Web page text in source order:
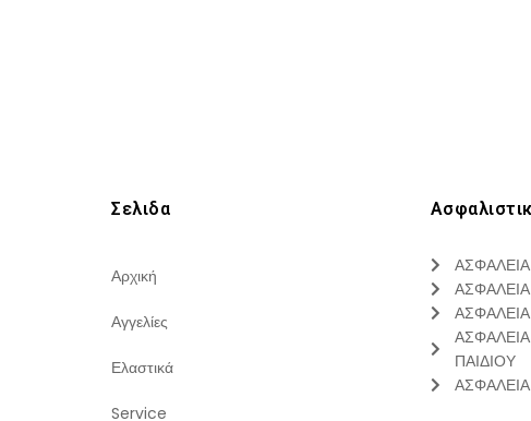
Σελιδα
Αρχική
Αγγελίες
Ελαστικά
Service
ΠΑΙΔΙΟΥ